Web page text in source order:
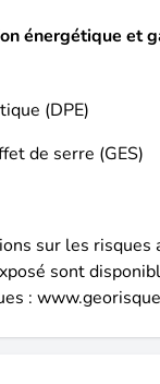
optimiser la
qualité de vie et
dans un
moi vite pour
06 90 28
à la charge du
les risques
sont disponibles
georisques.
énergétique et
(DPE)
de serre (GES)
sur les risques
sont
: